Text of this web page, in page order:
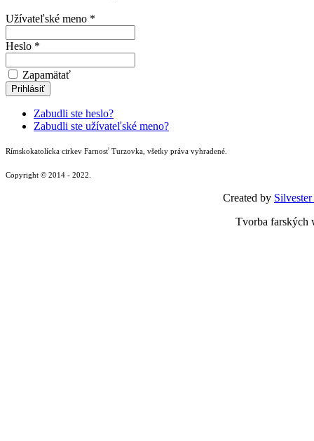
Užívateľské meno *
Heslo *
Zapamätať
Zabudli ste heslo?
Zabudli ste užívateľské meno?
Rímskokatolícka cirkev Farnosť Turzovka, všetky práva vyhradené.
Copyright © 2014 - 2022.
Created by
Tvorba farských